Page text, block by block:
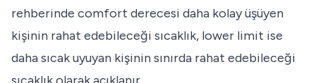
rehberinde comfort derecesi daha kolay üşüyen
kişinin rahat edebileceği sıcaklık, lower limit ise
daha sıcak uyuyan kişinin sınırda rahat edebileceği